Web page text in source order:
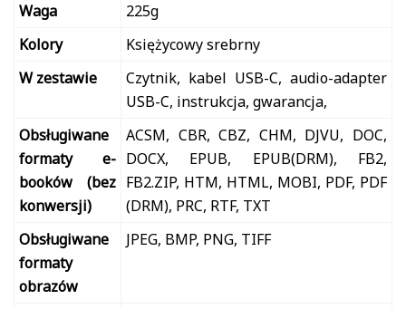
Waga
225g
Kolory
Księżycowy srebrny
W zestawie
Czytnik, kabel USB-C, audio-adapter
USB-C, instrukcja, gwarancja,
Obsługiwane
formaty e-
booków (bez
konwersji)
ACSM, CBR, CBZ, CHM, DJVU, DOC,
DOCX, EPUB, EPUB(DRM), FB2,
FB2.ZIP, HTM, HTML, MOBI, PDF, PDF
(DRM), PRC, RTF, TXT
Obsługiwane
formaty
obrazów
JPEG, BMP, PNG, TIFF